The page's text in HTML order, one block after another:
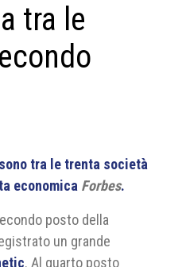
tra le
tra le trenta società
economica Forbes.
posto della
un grande
. Al quarto posto